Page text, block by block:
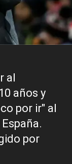
al
años y
por ir" al
por